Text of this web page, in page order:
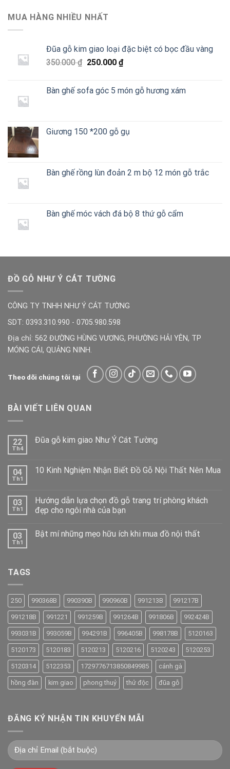
là:
300.000 ₫.
MUA HÀNG NHIỀU NHẤT
Đũa gỗ kim giao loại đặc biệt có bọc đầu vàng
350.000₫ Giá
350.000 ₫.
250.000 ₫Giá
là:
Bàn ghế sofa góc 5 món gỗ hương xám
Giương 150 *200 gỗ gụ
Bàn ghế rồng lùn đoản 2 m bộ 12 món gỗ trắc
Bàn ghế móc vách đá bộ 8 thứ gỗ cẩm
ĐỒ GỖ NHƯ Ý CÁT TƯỜNG
CÔNG TY TNHH NHƯ Ý CÁT TƯỜNG
SDT: 0393.310.990 - 0705.980.598
Địa chỉ: 562 ĐƯỜNG HÙNG VƯƠNG, PHƯỜNG HẢI YÊN, TP
MÓNG CÁI, QUẢNG NINH.
Theo dõi chúng tôi tại
BÀI VIẾT LIÊN QUAN
22
Th4
Đũa gỗ kim giao Như Ý Cát Tường
04
Th1
10 Kinh Nghiệm Nhận Biết Đồ Gỗ Nội Thất Nên Mua
03
Th1
Hướng dẫn lựa chọn đồ gỗ trang trí phòng khách
đẹp cho ngôi nhà của bạn
03
Th1
Bật mí những mẹo hữu ích khi mua đồ nội thất
TAGS
250 990368B 990390B 990960B 991213B 991217B
991218B 991221 991259B 991264B 991806B 992424B
993031B 993059B 994291B 996405B 998178B 5120163
5120173 5120183 5120213 5120216 5120243 5120253
5120314 5122353 1729776713850849985 cánh gà
hồng đàn kim giao phong thuỷ thử độc đũa gỗ
ĐĂNG KÝ NHẬN TIN KHUYẾN MÃI